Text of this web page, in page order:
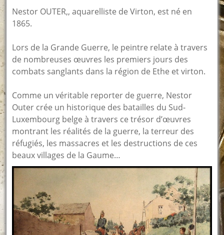
Nestor OUTER,, aquarelliste de Virton, est né en
1865.
Lors de la Grande Guerre, le peintre relate à travers
de nombreuses œuvres les premiers jours des
combats sanglants dans la région de Ethe et virton.
Comme un véritable reporter de guerre, Nestor
Outer crée un historique des batailles du Sud-
Luxembourg belge à travers ce trésor d’œuvres
montrant les réalités de la guerre, la terreur des
réfugiés, les massacres et les destructions de ces
beaux villages de la Gaume…